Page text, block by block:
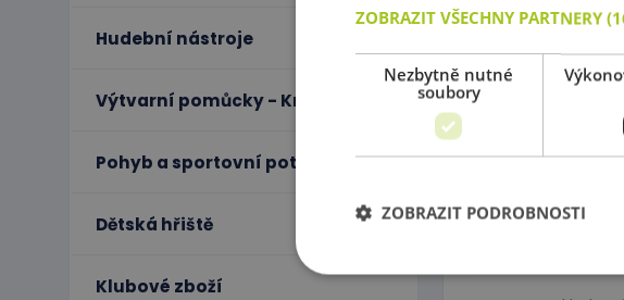
Hudební nástroje
Výtvarní pomůcky - Kreativita
Pohyb a sportovní potřeby
Dětská hřiště
Klubové zboží
sada 4 ks -
Novinka!
kód: 50
Předpokládaný
30 dnů a
ZOBRAZIT VŠECHNY PARTNERY
Nezbytně nutné
soubory
ZOBRAZIT PODROBNOSTI